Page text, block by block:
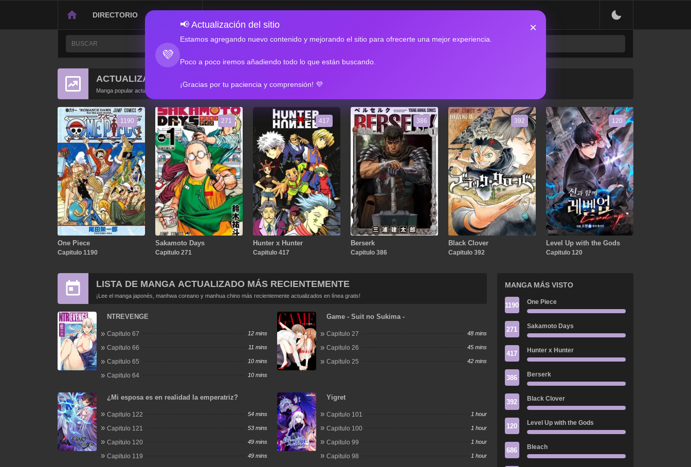
DIRECTORIO
💜
📢 Actualización del sitio
Estamos agregando nuevo contenido y mejorando el sitio para ofrecerte una mejor experiencia.
Poco a poco iremos añadiendo todo lo que están buscando.
¡Gracias por tu paciencia y comprensión! 💜
×
ACTUALIZACIONES POPULARES
Manga popular actualizado recientemente
1190
One Piece
Capitulo 1190
271
Sakamoto Days
Capitulo 271
417
Hunter x Hunter
Capitulo 417
386
Berserk
Capitulo 386
392
Black Clover
Capitulo 392
120
Level Up with the Gods
Capitulo 120
LISTA DE MANGA ACTUALIZADO MÁS RECIENTEMENTE
¡Lee el manga japonés, manhwa coreano y manhua chino más recientemente actualizados en línea gratis!
NTREVENGE
Capitulo 67 12 mins
Capitulo 66 11 mins
Capitulo 65 10 mins
Capitulo 64 10 mins
Game - Suit no Sukima -
Capitulo 27 48 mins
Capitulo 26 45 mins
Capitulo 25 42 mins
¿Mi esposa es en realidad la emperatriz?
Capitulo 122 54 mins
Capitulo 121 53 mins
Capitulo 120 49 mins
Capitulo 119 49 mins
Yigret
Capitulo 101 1 hour
Capitulo 100 1 hour
Capitulo 99 1 hour
Capitulo 98 1 hour
MANGA MÁS VISTO
1190 One Piece
271 Sakamoto Days
417 Hunter x Hunter
386 Berserk
392 Black Clover
120 Level Up with the Gods
686 Bleach